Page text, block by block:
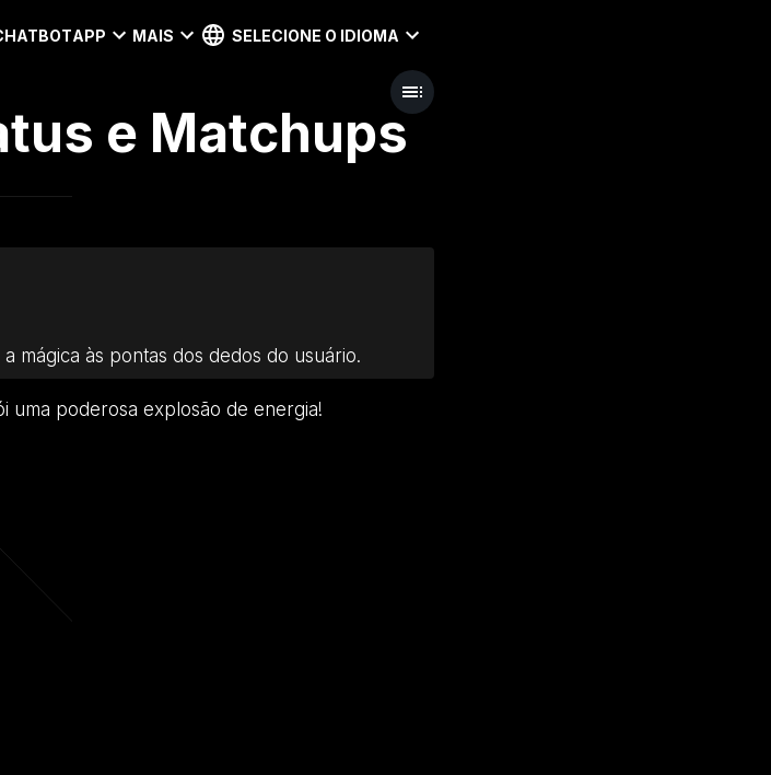
APP MAIS SELECIONE O IDIOMA
e Matchups
mágica às pontas dos dedos do usuário.
uma poderosa explosão de energia!